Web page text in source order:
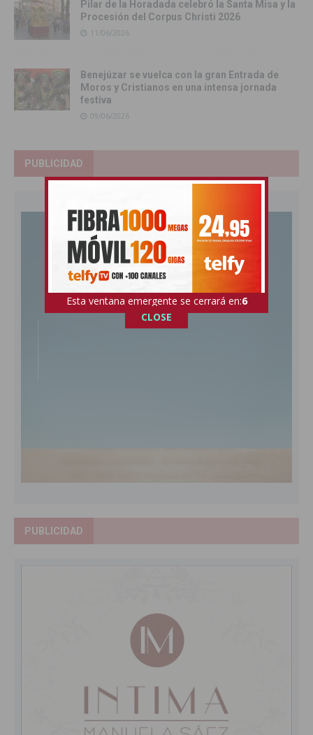
Pilar de la Horadada celebró la Santa Misa y la
Procesión del Corpus Christi 2026
11/06/2026
Benejúzar se vuelca con la gran Entrada de
Moros y Cristianos en una intensa jornada
festiva
09/06/2026
PUBLICIDAD
PUBLICIDAD
Esta ventana emergente se cerrará en:5
CLOSE